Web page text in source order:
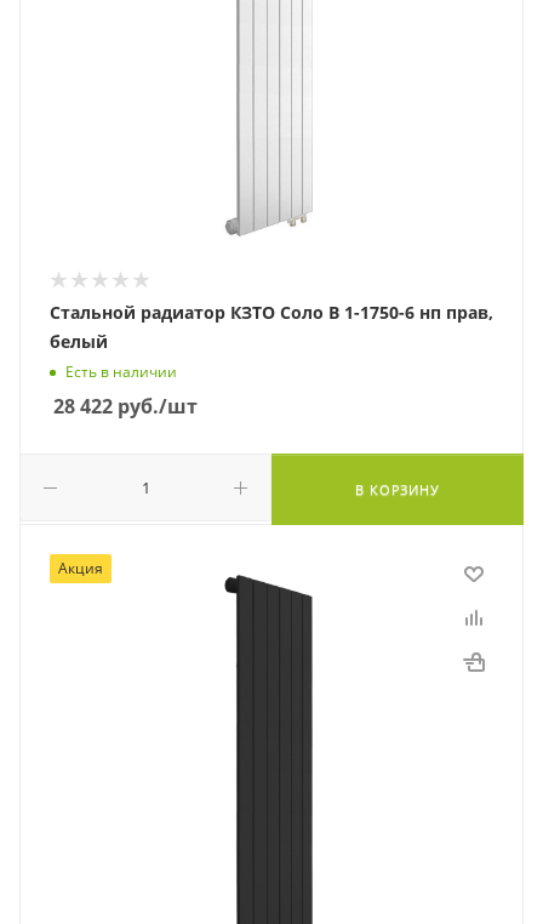
Стальной радиатор КЗТО Соло В 1-1750-6 нп прав,
белый
Есть в наличии
28 422 руб./шт
В КОРЗИНУ
Акция